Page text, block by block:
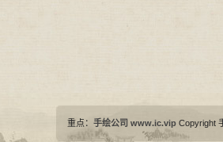
重点： 手绘公司 www.ic.vip Copyright